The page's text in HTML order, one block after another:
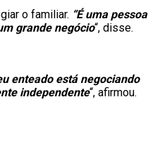
o familiar. “É uma pessoa
grande negócio“, disse.
enteado está negociando
independente“, afirmou.